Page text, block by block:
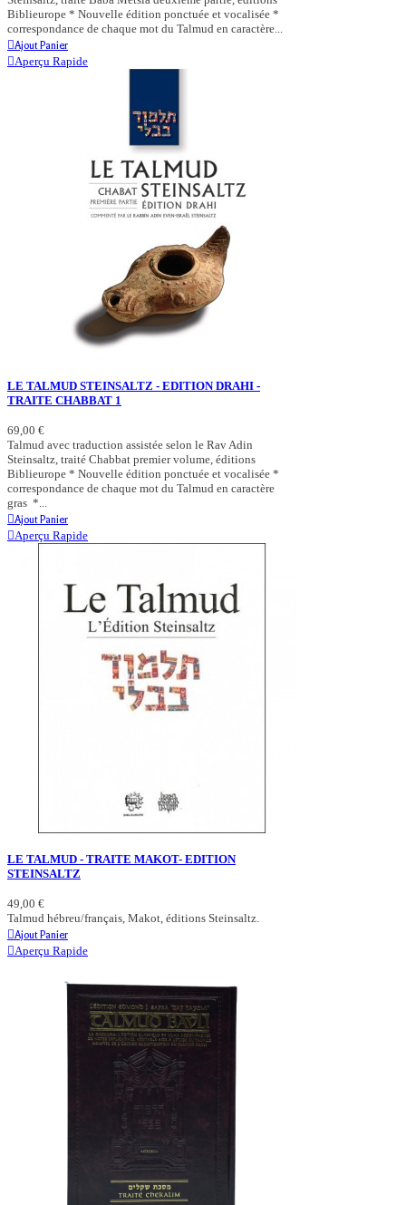
Biblieurope * Nouvelle édition ponctuée et vocalisée *
correspondance de chaque mot du Talmud en caractère...
Ajout Panier
Aperçu Rapide
LE TALMUD STEINSALTZ - EDITION DRAHI -
TRAITE CHABBAT 1
69,00 €
Talmud avec traduction assistée selon le Rav Adin
Steinsaltz, traité Chabbat premier volume, éditions
Biblieurope * Nouvelle édition ponctuée et vocalisée *
correspondance de chaque mot du Talmud en caractère
gras *...
Ajout Panier
Aperçu Rapide
LE TALMUD - TRAITE MAKOT- EDITION
STEINSALTZ
49,00 €
Talmud hébreu/français, Makot, éditions Steinsaltz.
Ajout Panier
Aperçu Rapide